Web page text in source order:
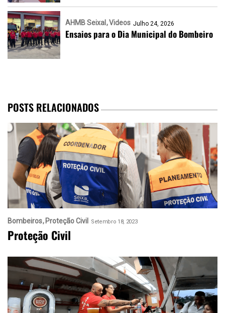
AHMB Seixal Videos Julho 24, 2026
Ensaios para o Dia Municipal do Bombeiro
POSTS RELACIONADOS
Bombeiros Proteção Civil Setembro 18, 2023
Proteção Civil